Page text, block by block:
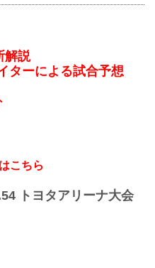
解説
ターによる試合予想
こちら
トヨタアリーナ大会